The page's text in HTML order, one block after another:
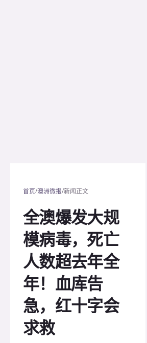
首页/澳洲微报/新闻正文
全澳爆发大规
模病毒，死亡
人数超去年全
年！血库告
急，红十字会
求救